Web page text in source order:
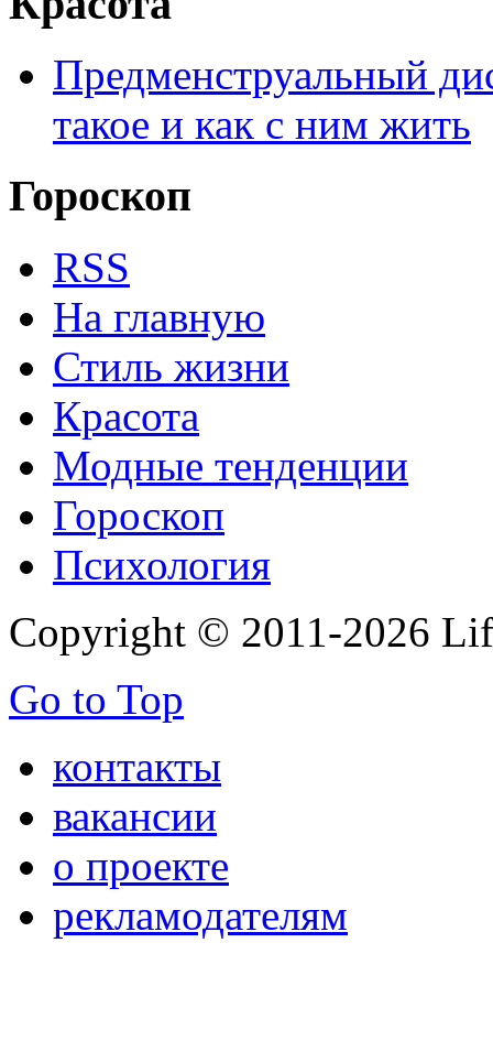
Предменструальный
такое и как с ним жить
Гороскоп
RSS
На главную
Стиль жизни
Красота
Модные тенденции
Гороскоп
Психология
Copyright © 2011-2026
Go to Top
контакты
вакансии
о проекте
рекламодателям